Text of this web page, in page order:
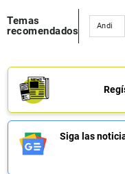
Temas
recomendados
Andi
Siga las